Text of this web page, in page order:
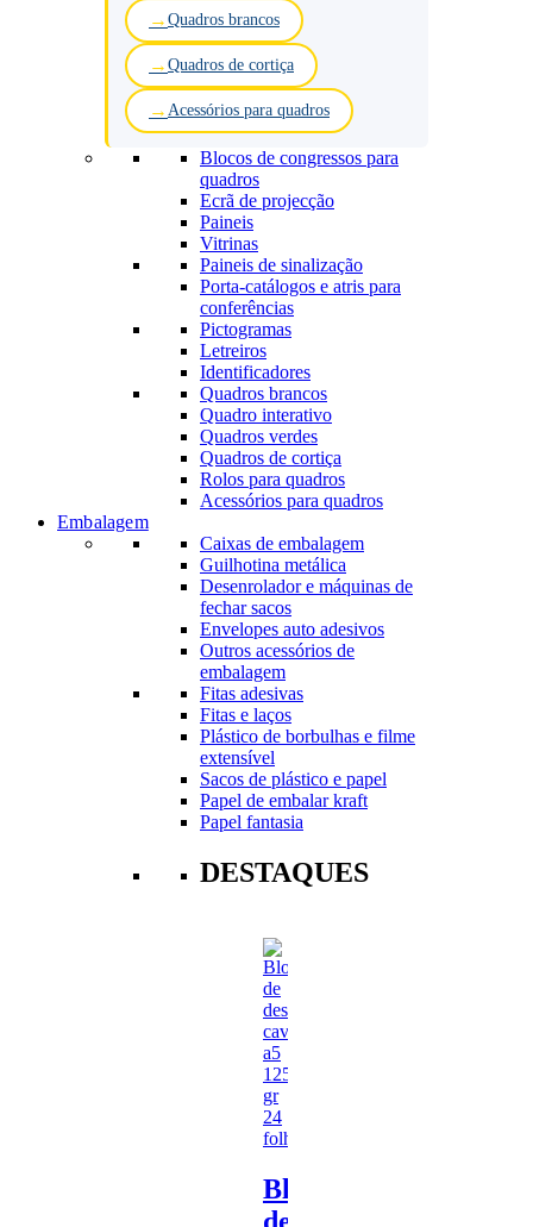
Quadros brancos
Quadros de cortiça
Acessórios para quadros
Blocos de congressos para
quadros
Ecrã de projecção
Paineis
Vitrinas
Paineis de sinalização
Porta-catálogos e atris para
conferências
Pictogramas
Letreiros
Identificadores
Quadros brancos
Quadro interativo
Quadros verdes
Quadros de cortiça
Rolos para quadros
Acessórios para quadros
Embalagem
Caixas de embalagem
Guilhotina metálica
Desenrolador e máquinas de
fechar sacos
Envelopes auto adesivos
Outros acessórios de
embalagem
Fitas adesivas
Fitas e laços
Plástico de borbulhas e filme
extensível
Sacos de plástico e papel
Papel de embalar kraft
Papel fantasia
DESTAQUES
Bloco
de